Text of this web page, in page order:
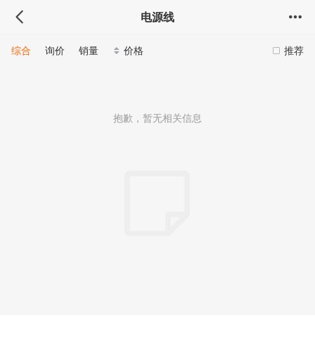
电源线
推荐
综合 询价 销量 价格
抱歉，暂无相关信息